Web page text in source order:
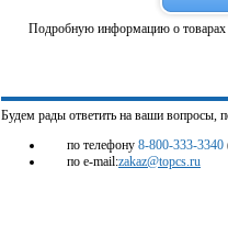
Подробную информацию о товарах
Будем рады ответить на ваши вопросы,
по телефону 8-800-333-3340
по e-mail:zakaz@topcs.ru